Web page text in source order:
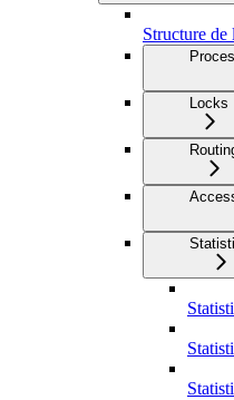
Structure de
Locks